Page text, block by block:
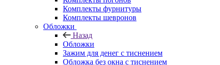
Комплекты фурнитуры
Комплекты шевронов
Обложки
Назад
Обложки
Зажим для денег с тиснением
Обложка без окна с тиснением